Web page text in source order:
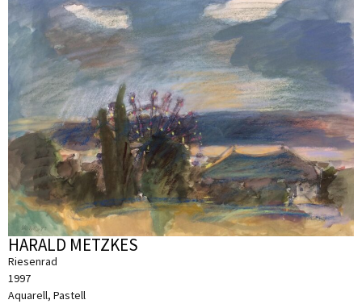
HARALD METZKES
Riesenrad
1997
Aquarell, Pastell